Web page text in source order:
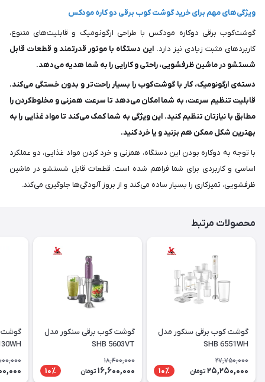
ویژگی‌های مهم برای خرید گوشت کوب برقی دو کاره مودکس
گوشت‌کوب برقی دوکاره مودکس با طراحی ارگونومیک و قابلیت‌های متنوع،
کاربردهای مثبت زیادی نیز دارد. این دستگاه با موتور قدرتمند و قطعات قابل
شستشو در ماشین ظرفشویی، راحتی و کارایی را به شما هدیه می‌دهد.
دسته‌ی ارگونومیک، کار با گوشت‌کوب را بسیار راحت‌تر و بدون خستگی می‌کند.
قابلیت تنظیم سرعت، به شما امکان می‌دهد تا سرعت همزنی و مخلوط‌کردن را
مطابق با نیازتان تنظیم کنید. این ویژگی به شما کمک می‌کند تا مواد غذایی را به
بهترین شکل ممکن هم بزنید و یا خرد کنید.
با توجه به دوکاره بودن این دستگاه، همزنی و خرد کردن مواد غذایی، دو عملکرد
اساسی و کاربردی برای شما فراهم شده است. قطعات قابل شستشو در ماشین
ظرفشویی، تمیزکاری را بسیار ساده می‌کند و از بروز آلودگی‌ها جلوگیری می‌کند.
محصولات مرتبط
گوشت کوب برقی سنکور مدل
SHB 6551WH
27,750,000
25,250,000 تومان 10٪
گوشت کوب برقی سنکور مدل
SHB 5603VT
18,400,000
16,600,000 تومان 10٪